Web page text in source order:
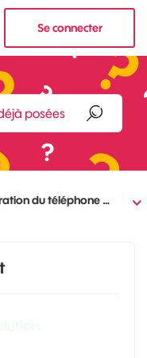
Se connecter
du téléphone …